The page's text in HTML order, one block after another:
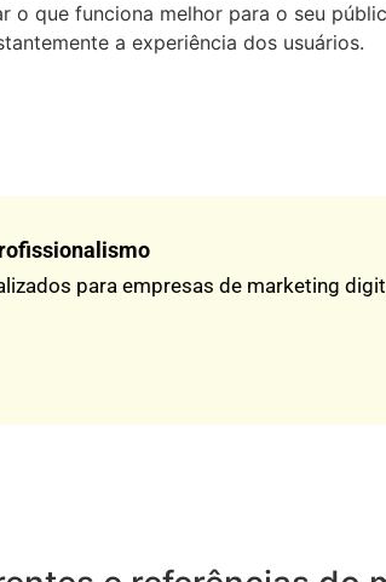
o que funciona melhor para o seu
a experiência dos usuários.
para empresas de marketing